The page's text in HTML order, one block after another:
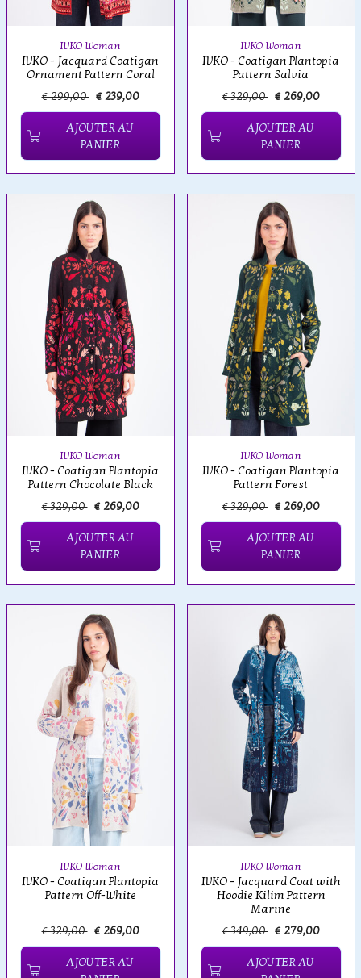
IVKO Woman
IVKO - Jacquard Coatigan
Ornament Pattern Coral
€ 299,00 € 239,00
AJOUTER AU
PANIER
IVKO Woman
IVKO - Coatigan Plantopia
Pattern Salvia
€ 329,00 € 269,00
AJOUTER AU
PANIER
IVKO Woman
IVKO - Coatigan Plantopia
Pattern Chocolate Black
€ 329,00 € 269,00
AJOUTER AU
PANIER
IVKO Woman
IVKO - Coatigan Plantopia
Pattern Forest
€ 329,00 € 269,00
AJOUTER AU
PANIER
IVKO Woman
IVKO - Coatigan Plantopia
Pattern Off-White
€ 329,00 € 269,00
AJOUTER AU
IVKO Woman
IVKO - Jacquard Coat with
Hoodie Kilim Pattern
Marine
€ 349,00 € 279,00
AJOUTER AU